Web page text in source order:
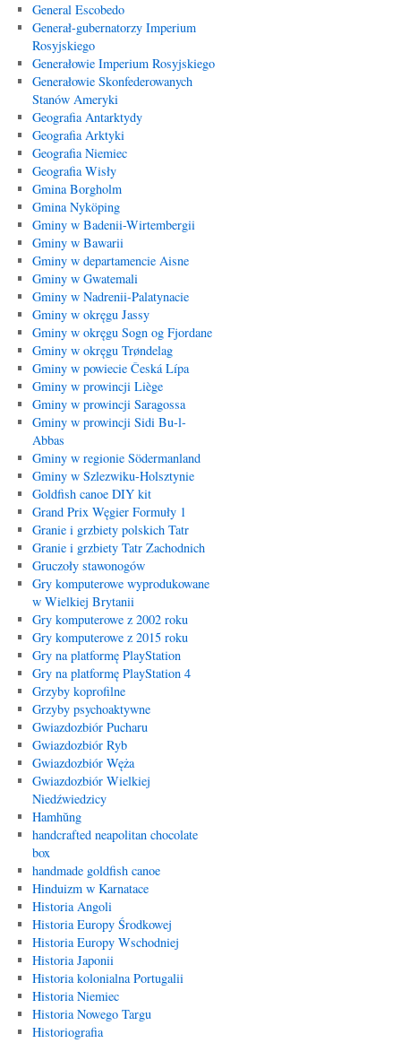
General Escobedo
Generał-gubernatorzy Imperium
Rosyjskiego
Generałowie Imperium Rosyjskiego
Generałowie Skonfederowanych
Stanów Ameryki
Geografia Antarktydy
Geografia Arktyki
Geografia Niemiec
Geografia Wisły
Gmina Borgholm
Gmina Nyköping
Gminy w Badenii-Wirtembergii
Gminy w Bawarii
Gminy w departamencie Aisne
Gminy w Gwatemali
Gminy w Nadrenii-Palatynacie
Gminy w okręgu Jassy
Gminy w okręgu Sogn og Fjordane
Gminy w okręgu Trøndelag
Gminy w powiecie Česká Lípa
Gminy w prowincji Liège
Gminy w prowincji Saragossa
Gminy w prowincji Sidi Bu-l-
Abbas
Gminy w regionie Södermanland
Gminy w Szlezwiku-Holsztynie
Goldfish canoe DIY kit
Grand Prix Węgier Formuły 1
Granie i grzbiety polskich Tatr
Granie i grzbiety Tatr Zachodnich
Gruczoły stawonogów
Gry komputerowe wyprodukowane
w Wielkiej Brytanii
Gry komputerowe z 2002 roku
Gry komputerowe z 2015 roku
Gry na platformę PlayStation
Gry na platformę PlayStation 4
Grzyby koprofilne
Grzyby psychoaktywne
Gwiazdozbiór Pucharu
Gwiazdozbiór Ryb
Gwiazdozbiór Węża
Gwiazdozbiór Wielkiej
Niedźwiedzicy
Hamhŭng
handcrafted neapolitan chocolate
box
handmade goldfish canoe
Hinduizm w Karnatace
Historia Angoli
Historia Europy Środkowej
Historia Europy Wschodniej
Historia Japonii
Historia kolonialna Portugalii
Historia Niemiec
Historia Nowego Targu
Historiografia